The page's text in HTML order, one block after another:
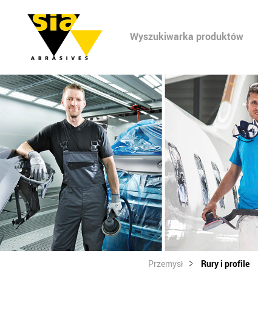
Wyszukiwarka produktów
Przemysł Rury i profile